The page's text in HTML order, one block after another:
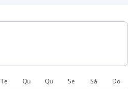
Te Qu Qu Se Sá
Do